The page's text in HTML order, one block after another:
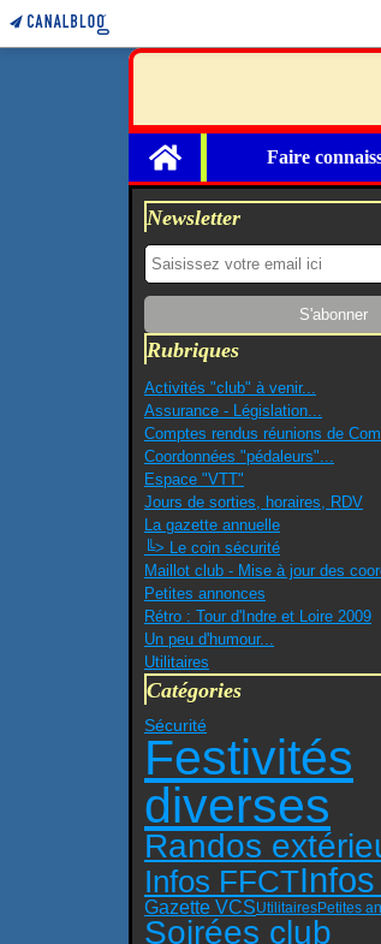
Home
Faire
Newsletter
Rubriques
Activités "club" à venir...
Assurance - Législation...
Comptes rendus réunions de
Coordonnées "pédaleurs"...
Espace "VTT"
Jours de sorties, horaires, RDV
La gazette annuelle
╚> Le coin sécurité
Maillot club - Mise à jour des
Petites annonces
Rétro : Tour d'Indre et Loire 2009
Un peu d'humour...
Utilitaires
Catégories
Sécurité
Festivités
diverses
Randos
Infos FFCT
Gazette VCSUtilitairesPetites
Soirées club